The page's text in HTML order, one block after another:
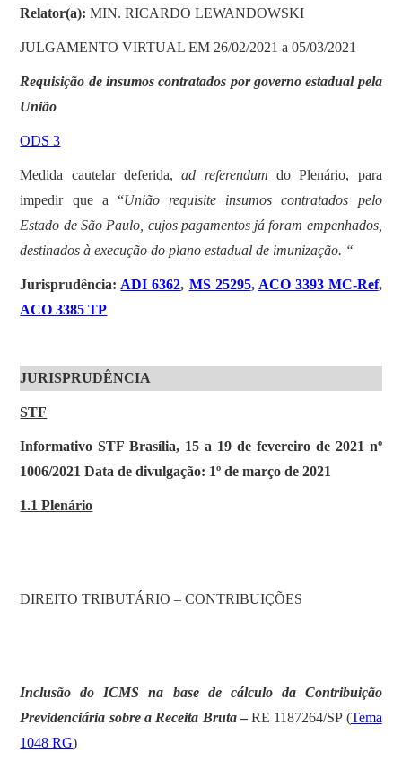
Relator(a): MIN. RICARDO LEWANDOWSKI
JULGAMENTO VIRTUAL EM 26/02/2021 a 05/03/2021
Requisição de insumos contratados por governo estadual pela
União
ODS 3
Medida cautelar deferida,ad referendum do Plenário, para
impedir que a “União requisite insumos contratados pelo
Estado de São Paulo, cujos pagamentos já foram empenhados,
destinados à execução do plano estadual de imunização. “
Jurisprudência: ADI 6362, MS 25295, ACO 3393 MC-Ref,
ACO 3385 TP
JURISPRUDÊNCIA
STF
Informativo STF Brasília, 15 a 19 de fevereiro de 2021 nº
1006/2021 Data de divulgação: 1º de março de 2021
1.1 Plenário
DIREITO TRIBUTÁRIO – CONTRIBUIÇÕES
Inclusão do ICMS na base de cálculo da Contribuição
Previdenciária sobre a Receita Bruta–RE 1187264/SP (Tema
1048 RG)